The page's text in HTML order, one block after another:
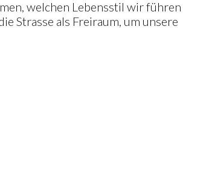
welchen Lebensstil wir führen
Strasse als Freiraum, um unsere